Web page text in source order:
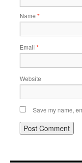
Name *
Email *
Website
Save my name,